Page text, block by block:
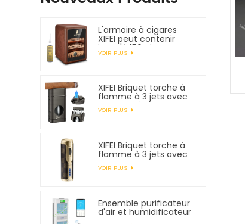
L'armoire à cigares
XIFEI peut contenir
jusqu'à 150 cigares
VOIR PLUS
XIFEI Briquet torche à
flamme à 3 jets avec
coupe-V à ressort
VOIR PLUS
XIFEI Briquet torche à
flamme à 3 jets avec
allumage électronique
VOIR PLUS
Ensemble purificateur
d'air et humidificateur